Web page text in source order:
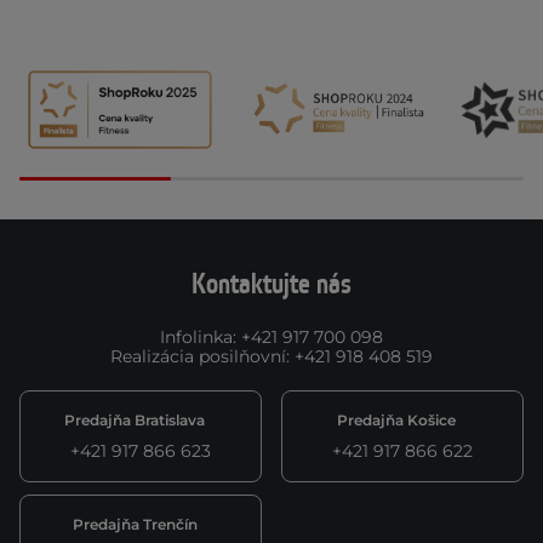
Kontaktujte nás
Infolinka: +421 917 700 098
Realizácia posilňovní: +421 918 408 519
Predajňa Bratislava
+421 917 866 623
Predajňa Košice
+421 917 866 622
Predajňa Trenčín